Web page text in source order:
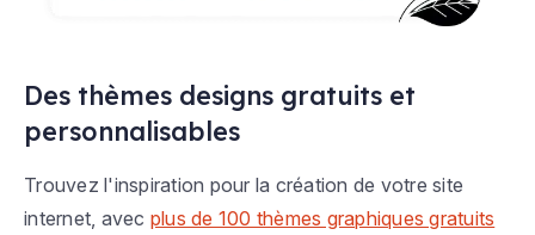
Des thèmes designs gratuits et
personnalisables
Trouvez l'inspiration pour la création de votre site
internet, avec plus de 100 thèmes graphiques gratuits